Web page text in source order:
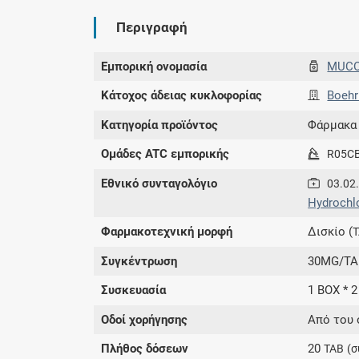
Περιγραφή
Εμπορική ονομασία
Κάτοχος άδειας κυκλοφορίας
Κατηγορία προϊόντος Φάρμακα
Ομάδες ATC εμπορικής
Εθνικό συνταγολόγιο
Φαρμακοτεχνική μορφή Δισκίο (
Συγκέντρωση 30MG/
Συσκευασία 1 BOX *
Οδοί χορήγησης Από του
Πλήθος δόσεων 20TAB